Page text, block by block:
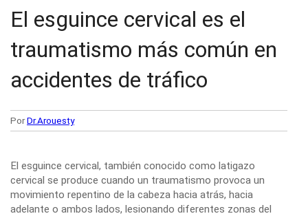
TRATAMIENTO PRP
ORTOPEDIA
LESIONES
El esguince cervical es el
traumatismo más común en
accidentes de tráfico
PorDr.Arouesty
El esguince cervical, también conocido como latigazo
cervical se produce cuando un traumatismo provoca un
movimiento repentino de la cabeza hacia atrás, hacia
adelante o ambos lados, lesionando diferentes zonas del